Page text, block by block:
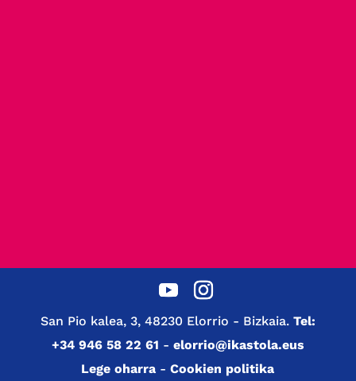
San Pio kalea, 3, 48230 Elorrio - Bizkaia. Tel:
+34 946 58 22 61 - elorrio@ikastola.eus
Lege oharra -Cookien politika